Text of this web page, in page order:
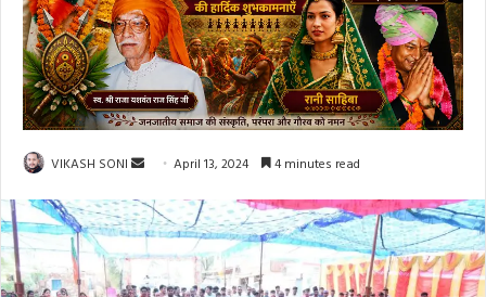
VIKASH SONI
Send
email
April 13, 2024 4 minutes read